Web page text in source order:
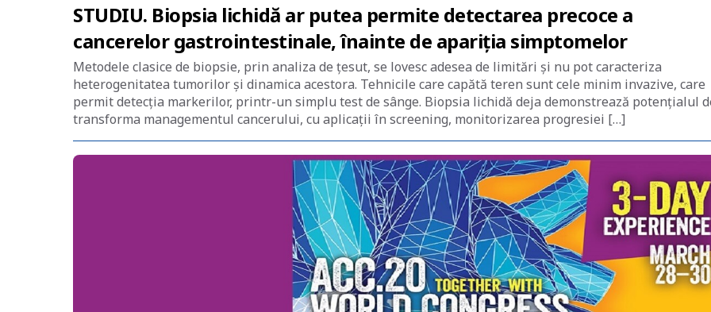
STUDIU. Biopsia lichidă ar putea permite detectarea precoce a
cancerelor gastrointestinale, înainte de apariția simptomelor
Metodele clasice de biopsie, prin analiza de țesut, se lovesc adesea de limitări și nu pot caracteriza
heterogenitatea tumorilor și dinamica acestora. Tehnicile care capătă teren sunt cele minim invazive, care
permit detecția markerilor, printr-un simplu test de sânge. Biopsia lichidă deja demonstrează potențialul
transforma managementul cancerului, cu aplicații în screening, monitorizarea progresiei […]